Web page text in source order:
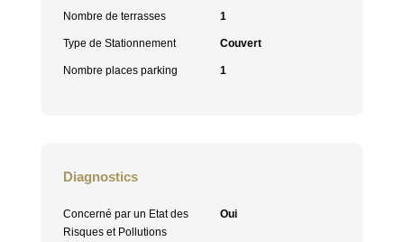
Nombre de terrasses 1
Type de Stationnement Couvert
Nombre places parking 1
Diagnostics
Concerné par un Etat des
Risques et Pollutions
Oui